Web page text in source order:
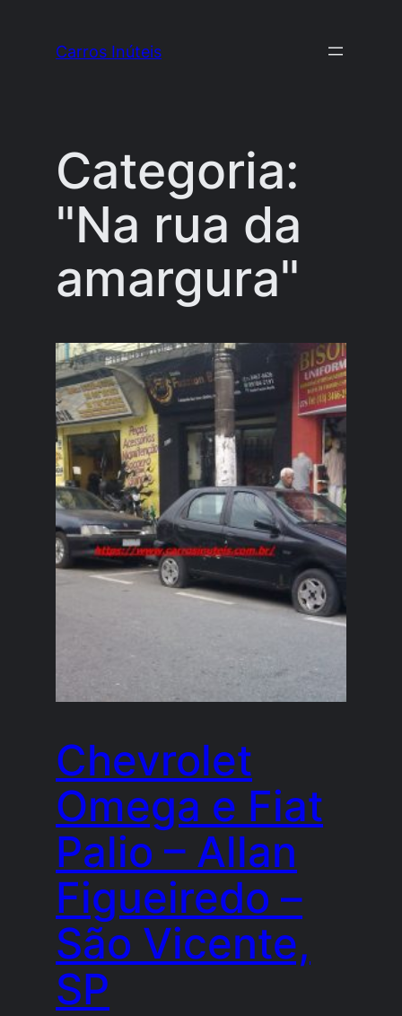
Carros Inúteis
Categoria:
"Na rua da
amargura"
Chevrolet
Omega e Fiat
Palio – Allan
Figueiredo –
São Vicente,
SP